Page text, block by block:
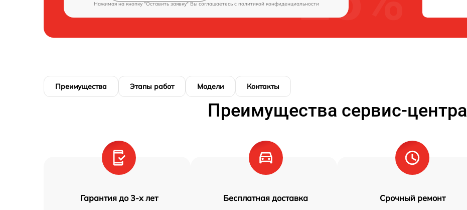
Нажимая на кнопку "Оставить заявку" Вы соглашаетесь c политикой конфиденциальности
Преимущества Этапы работ Модели Контакты
Преимущества сервис-центра
Гарантия до 3-х лет Бесплатная доставка Срочный ремонт